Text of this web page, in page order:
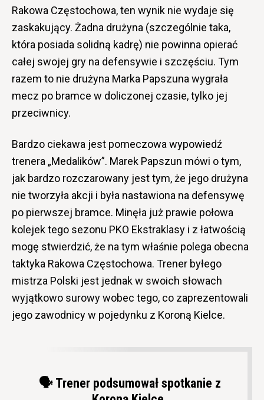
Rakowa Częstochowa, ten wynik nie wydaje się
zaskakujący. Żadna drużyna (szczególnie taka,
która posiada solidną kadrę) nie powinna opierać
całej swojej gry na defensywie i szczęściu. Tym
razem to nie drużyna Marka Papszuna wygrała
mecz po bramce w doliczonej czasie, tylko jej
przeciwnicy.
Bardzo ciekawa jest pomeczowa wypowiedź
trenera „Medalików”. Marek Papszun mówi o tym,
jak bardzo rozczarowany jest tym, że jego drużyna
nie tworzyła akcji i była nastawiona na defensywę
po pierwszej bramce. Minęła już prawie połowa
kolejek tego sezonu PKO Ekstraklasy i z łatwością
mogę stwierdzić, że na tym właśnie polega obecna
taktyka Rakowa Częstochowa. Trener byłego
mistrza Polski jest jednak w swoich słowach
wyjątkowo surowy wobec tego, co zaprezentowali
jego zawodnicy w pojedynku z Koroną Kielce.
🗣️ Trener podsumował spotkanie z